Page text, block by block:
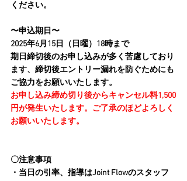
ください。
〜申込期日〜
2025年6月15日（日曜）18時まで
期日締切後のお申し込みが多く苦慮しており
ます、締切後エントリー漏れを防ぐためにも
ご協力をお願いいたします。
お申し込み締め切り後からキャンセル料1,500
円が発生いたします。ご了承のほどよろしく
お願いいたします。
〇注意事項
・当日の引率、指導はJoint Flowのスタッフ